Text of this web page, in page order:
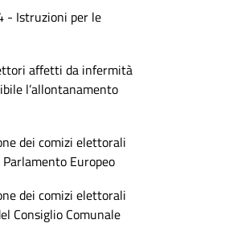
- Istruzioni per le
affetti da infermità
l’allontanamento
dei comizi elettorali
Europeo
dei comizi elettorali
Consiglio Comunale